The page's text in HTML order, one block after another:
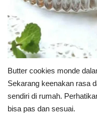
Butter cookies monde
Sekarang keenakan rasa
sendiri di rumah. P
bisa pas dan sesuai.